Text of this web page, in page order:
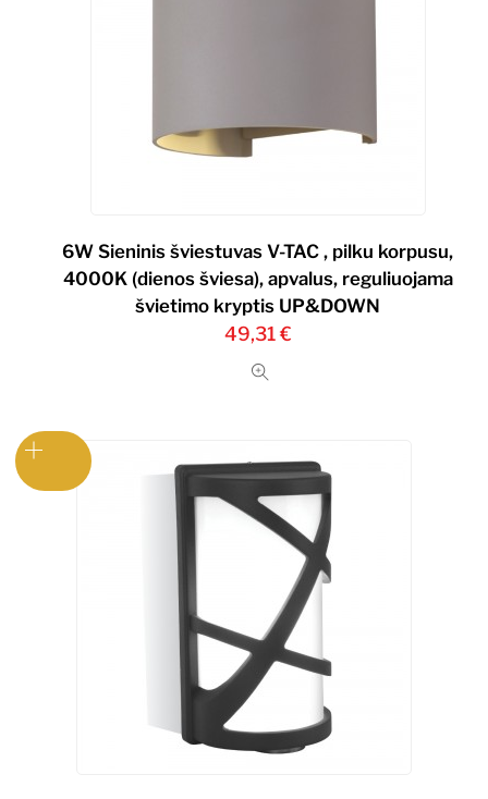
6W Sieninis šviestuvas V-TAC , pilku korpusu,
4000K (dienos šviesa), apvalus, reguliuojama
švietimo kryptis UP&DOWN
49,31€